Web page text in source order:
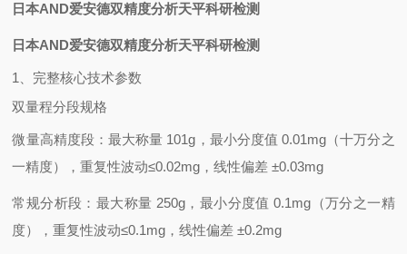
日本AND爱安德双精度分析天平科研检测
日本AND爱安德双精度分析天平科研检测
1、完整核心技术参数
双量程分段规格
微量高精度段：最大称量 101g，最小分度值 0.01mg（十万分之
一精度），重复性波动≤0.02mg，线性偏差 ±0.03mg
常规分析段：最大称量 250g，最小分度值 0.1mg（万分之一精
度），重复性波动≤0.1mg，线性偏差 ±0.2mg